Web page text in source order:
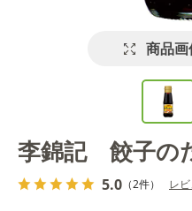
商品画
李錦記 餃子の
5.0 （2件） レ